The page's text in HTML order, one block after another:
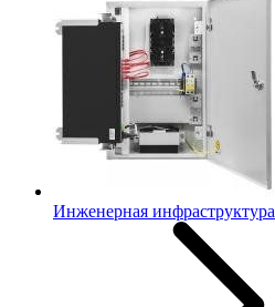
Инженерная инфраструктура